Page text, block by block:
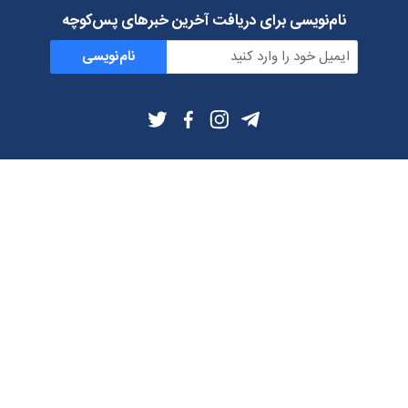
نام‌نویسی برای دریافت آخرین خبرهای پس‌کوچه
نام‌نویسی